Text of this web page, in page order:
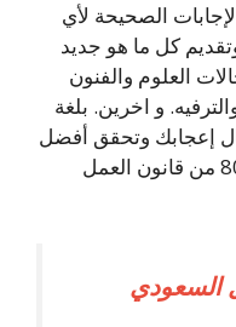
الصحيحة لأي
كل ما هو جديد
العلوم والفنون
و اخرين. بلغة
إعجابك وتحقق أفضل
استخدام ممكن. هذا نص المادة 80 من قانون العمل